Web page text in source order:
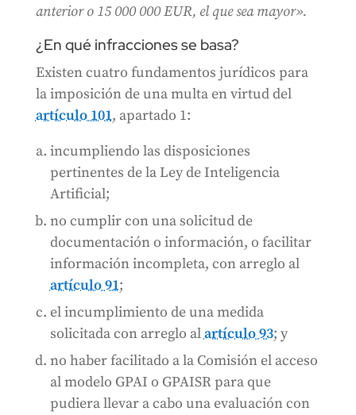
anterior o 15 000 000 EUR, el que sea mayor».
¿En qué infracciones se basa?
Existen cuatro fundamentos jurídicos para
la imposición de una multa en virtud del
artículo 101, apartado 1:
incumpliendo las disposiciones
pertinentes de la Ley de Inteligencia
Artificial;
no cumplir con una solicitud de
documentación o información, o facilitar
información incompleta, con arreglo al
artículo 91;
el incumplimiento de una medida
solicitada con arreglo alartículo 93; y
no haber facilitado a la Comisión el acceso
al modelo GPAI o GPAISR para que
pudiera llevar a cabo una evaluación con